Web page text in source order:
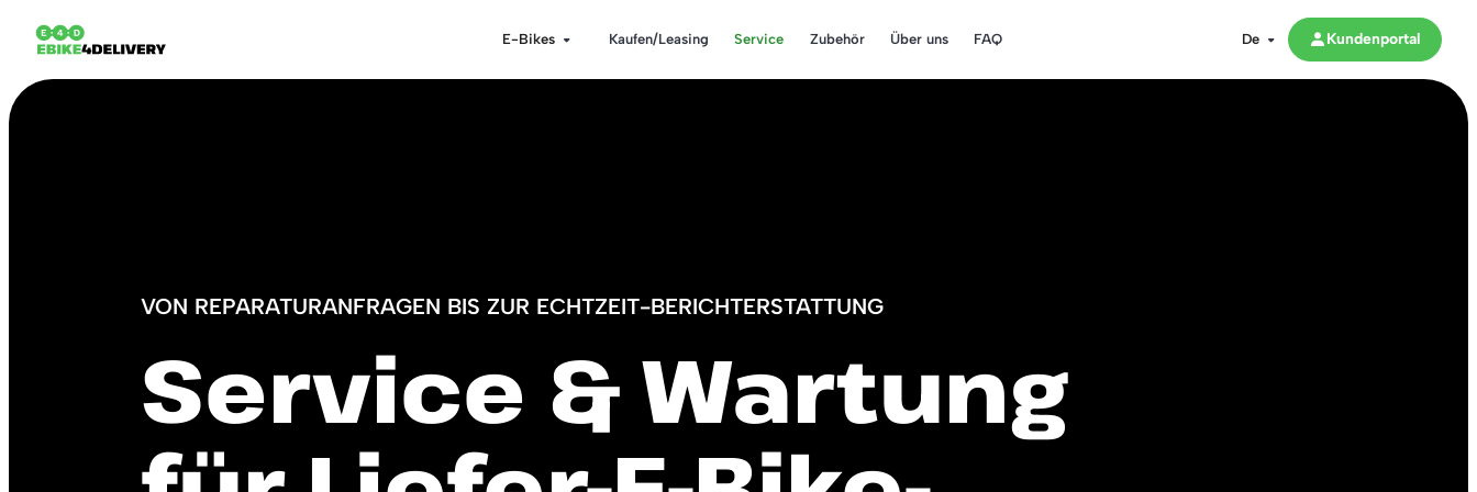
E-Bikes Kaufen/Leasing Service Zubehör Über uns FAQ Kundenportal
VON REPARATURANFRAGEN BIS ZUR ECHTZEIT-BERICHTERSTATTUNG
Service & Wartung